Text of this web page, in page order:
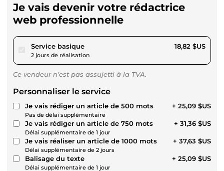
Je vais devenir votre rédactrice
web professionnelle
Service basiquepour 17,34 $US
2 jours de réalisation
18,82 $US
Ce vendeur n’est pas assujetti à la TVA.
Personnaliser le service
Je vais rédiger un article de 500 mots
Pas de délai supplémentaire
+ 25,09 $US
Je vais rédiger un article de 750 mots
Délai supplémentaire de 1 jour
+ 31,36 $US
Je vais réaliser un article de 1000 mots
Délai supplémentaire de 2 jours
+ 37,63 $US
Balisage du texte
Délai supplémentaire de 1 jour
+ 25,09 $US